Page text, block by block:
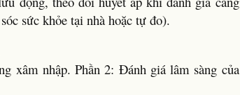
sức khỏe tại nhà hoặc tự đo).
xâm nhập. Phần 2: Đánh giá lâm sàng của